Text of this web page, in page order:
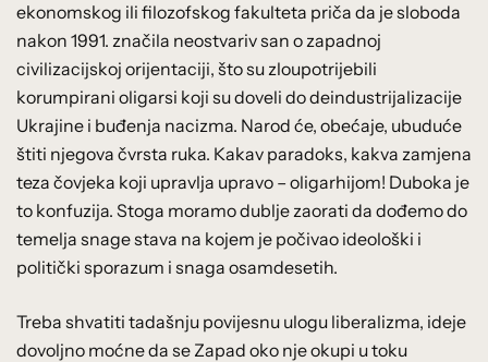
ekonomskog ili filozofskog fakulteta priča da je sloboda
nakon 1991. značila neostvariv san o zapadnoj
civilizacijskoj orijentaciji, što su zloupotrijebili
korumpirani oligarsi koji su doveli do deindustrijalizacije
Ukrajine i buđenja nacizma. Narod će, obećaje, ubuduće
štiti njegova čvrsta ruka. Kakav paradoks, kakva zamjena
teza čovjeka koji upravlja upravo – oligarhijom! Duboka je
to konfuzija. Stoga moramo dublje zaorati da dođemo do
temelja snage stava na kojem je počivao ideološki i
politički sporazum i snaga osamdesetih.
Treba shvatiti tadašnju povijesnu ulogu liberalizma, ideje
dovoljno moćne da se Zapad oko nje okupi u toku